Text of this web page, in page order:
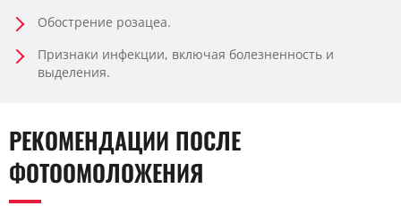
Обострение розацеа.
Признаки инфекции, включая болезненность и
выделения.
РЕКОМЕНДАЦИИ ПОСЛЕ
ФОТООМОЛОЖЕНИЯ